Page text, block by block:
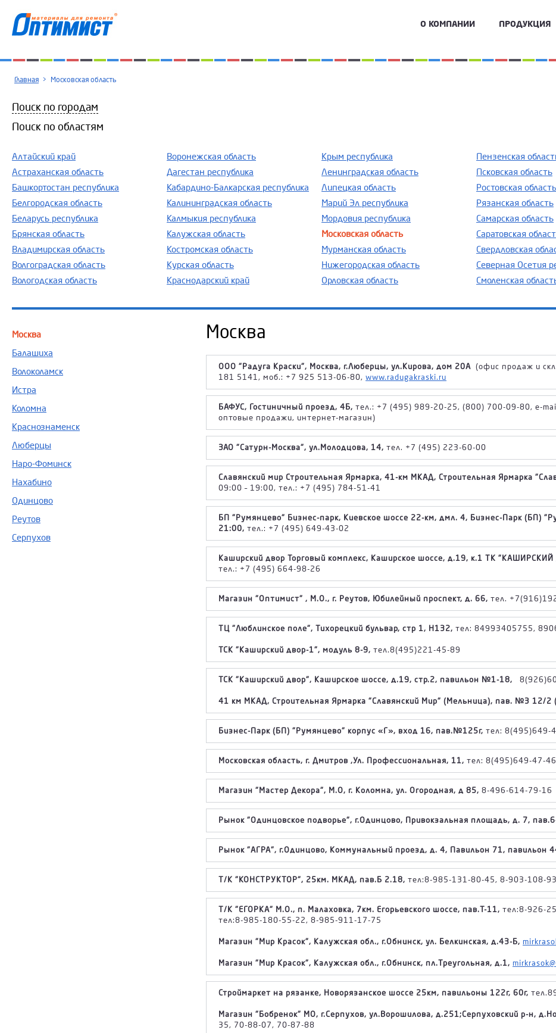
О КОМПАНИИ ПРОДУКЦИЯ
Главная > Московская область
Поиск по городам
Поиск по областям
Алтайский край
Астраханская область
Башкортостан республика
Белгородская область
Беларусь республика
Брянская область
Владимирская область
Волгоградская область
Вологодская область
Воронежская область
Дагестан республика
Кабардино-Балкарская республика
Калининградская область
Калмыкия республика
Калужская область
Костромская область
Курская область
Краснодарский край
Крым республика
Ленинградская область
Липецкая область
Марий Эл республика
Мордовия республика
Московская область
Мурманская область
Нижегородская область
Орловская область
Пензенская
Псковская область
Ростовская область
Рязанская область
Самарская область
Саратовская
Свердловская
Северная Осетия
Смоленская
Москва
Балашиха
Волоколамск
Истра
Коломна
Краснознаменск
Люберцы
Наро-Фоминск
Нахабино
Одинцово
Реутов
Серпухов
Москва
ООО "Радуга Краски", Москва, г.Люберцы, ул.Кирова, дом 20А (офис продаж и
181 5141, моб.: +7 925 513-06-80, www.radugakraski.ru
БАФУС, Гостиничный проезд, 4Б, тел.: +7 (495) 989-20-25, (800) 700-09-80, e-
оптовые продажи, интернет-магазин)
ЗАО "Сатурн-Москва", ул.Молодцова, 14, тел. +7 (495) 223-60-00
Славянский мир Строительная Ярмарка, 41-км МКАД, Строительная Ярмарка
09:00 – 19:00, тел.: +7 (495) 784-51-41
БП "Румянцево" Бизнес-парк, Киевское шоссе 22-км, дмл. 4, Бизнес-Парк (БП)
21:00, тел.: +7 (495) 649-43-02
Каширский двор Торговый комплекс, Каширское шоссе, д.19, к.1 ТК
тел.: +7 (495) 664-98-26
Магазин "Оптимист" , М.О., г. Реутов, Юбилейный проспект, д. 66, тел.
ТЦ "Люблинское поле", Тихорецкий бульвар, стр 1, Н132, тел: 84993405755,
ТСК "Каширский двор-1", модуль 8-9, тел.8(495)221-45-89
ТСК "Каширский двор", Каширское шоссе, д.19, стр.2, павильон №1-18,
41 км МКАД, Строительная Ярмарка "Славянский Мир" (Мельница), пав. №З 12/2
Бизнес-Парк (БП) "Румянцево" корпус «Г», вход 16, пав.№125г, тел: 8(495)649-
Московская область, г. Дмитров ,Ул. Профессиональная, 11, тел: 8(495)649-47-46
Магазин "Мастер Декора", М.О, г. Коломна, ул. Огородная, д 85, 8-496-614-79-16
Рынок "Одинцовское подворье", г.Одинцово, Привокзальная площадь, д. 7,
Рынок "АГРА", г.Одинцово, Коммунальный проезд, д. 4, Павильон 71, павильон
Т/К "КОНСТРУКТОР", 25км. МКАД, пав.Б 2.18, тел:8-985-131-80-45, 8-903-108-
Т/К "ЕГОРКА" М.О., п. Малаховка, 7км. Егорьевского шоссе, пав.Т-11, тел:8-926-
тел:8-985-180-55-22, 8-985-911-17-75
Магазин "Мир Красок", Калужская обл., г.Обнинск, ул. Белкинская, д.43-Б,
Магазин "Мир Красок", Калужская обл., г.Обнинск, пл.Треугольная, д.1,
Строймаркет на рязанке, Новорязанское шоссе 25км, павильоны 122г, 60г,
Магазин "Бобренок" МО, г.Серпухов, ул.Ворошилова, д.251;Серпуховский р-н,
35, 70-88-07, 70-87-88